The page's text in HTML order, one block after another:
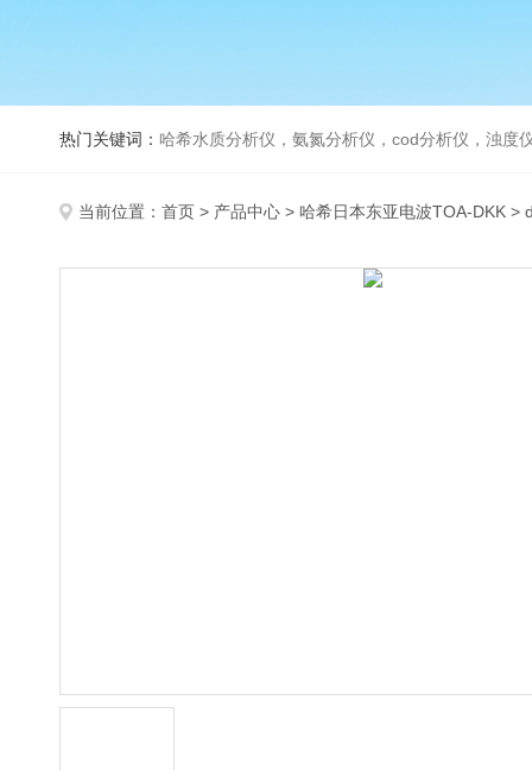
热门关键词： 哈希水质分析仪，氨氮分析仪，cod分析仪，浊度
当前位置： 首页 > 产品中心 > 哈希日本东亚电波TOA-DKK >